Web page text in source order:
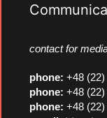
contact for
phone: +48
phone: +48
phone: +48